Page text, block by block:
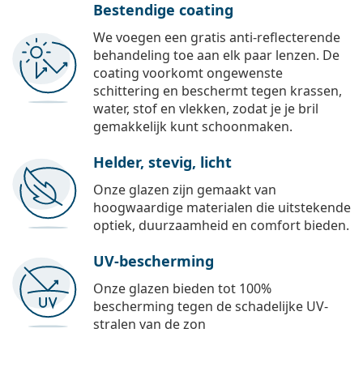
Bestendige coating
We voegen een gratis anti-reflecterende
behandeling toe aan elk paar lenzen. De
coating voorkomt ongewenste
schittering en beschermt tegen krassen,
water, stof en vlekken, zodat je je bril
gemakkelijk kunt schoonmaken.
Helder, stevig, licht
Onze glazen zijn gemaakt van
hoogwaardige materialen die uitstekende
optiek, duurzaamheid en comfort bieden.
UV-bescherming
Onze glazen bieden tot 100%
bescherming tegen de schadelijke UV-
stralen van de zon